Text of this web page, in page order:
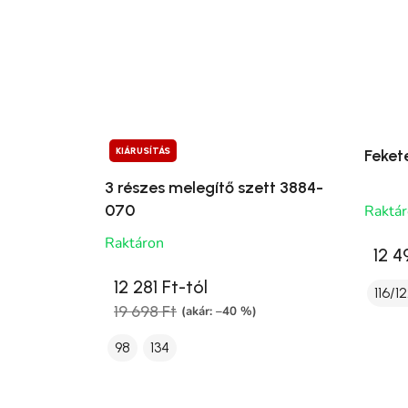
KIÁRUSÍTÁS
3 részes melegítő szett 3884-
070
Raktáron
12 281 Ft-tól
19 698 Ft (akár: –40 %)
98 134
12
116/